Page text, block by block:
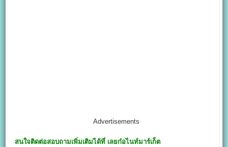
Advertisements
สนใจติดต่อสอบถามเพิ่มเติมได้ที่ เลยก๋อไนท์มาร์เก็ต